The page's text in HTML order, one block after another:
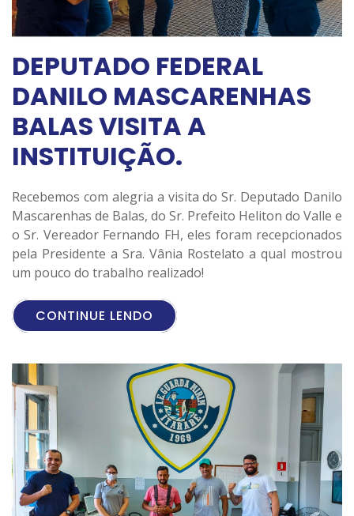
DEPUTADO FEDERAL
DANILO MASCARENHAS
BALAS VISITA A
INSTITUIÇÃO.
Recebemos com alegria a visita do Sr. Deputado Danilo
Mascarenhas de Balas, do Sr. Prefeito Heliton do Valle e
o Sr. Vereador Fernando FH, eles foram recepcionados
pela Presidente a Sra. Vânia Rostelato a qual mostrou
um pouco do trabalho realizado!
CONTINUE LENDO